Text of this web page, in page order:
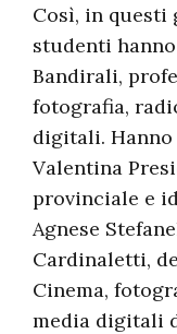
Così, in questi
studenti
Bandirali,
fotografia,
digitali.
Valentina
provinciale e
Agnese
Cardinaletti,
Cinema,
media digitali